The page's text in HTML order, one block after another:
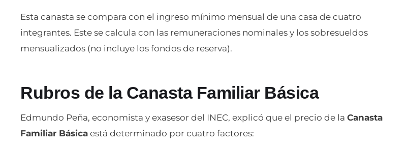
Esta canasta se compara con el ingreso mínimo mensual de una casa de cuatro
integrantes. Este se calcula con las remuneraciones nominales y los sobresueldos
mensualizados (no incluye los fondos de reserva).
Rubros de la Canasta Familiar Básica
Edmundo Peña, economista y exasesor del INEC, explicó que el precio de la Canasta
Familiar Básica está determinado por cuatro factores: